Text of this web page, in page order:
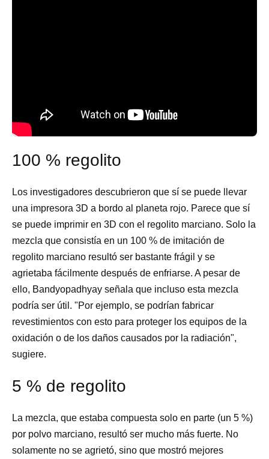
100 % regolito
Los investigadores descubrieron que sí se puede llevar
una impresora 3D a bordo al planeta rojo. Parece que sí
se puede imprimir en 3D con el regolito marciano. Solo la
mezcla que consistía en un 100 % de imitación de
regolito marciano resultó ser bastante frágil y se
agrietaba fácilmente después de enfriarse. A pesar de
ello, Bandyopadhyay señala que incluso esta mezcla
podría ser útil. "Por ejemplo, se podrían fabricar
revestimientos con esto para proteger los equipos de la
oxidación o de los daños causados por la radiación",
sugiere.
5 % de regolito
La mezcla, que estaba compuesta solo en parte (un 5 %)
por polvo marciano, resultó ser mucho más fuerte. No
solamente no se agrietó, sino que mostró mejores